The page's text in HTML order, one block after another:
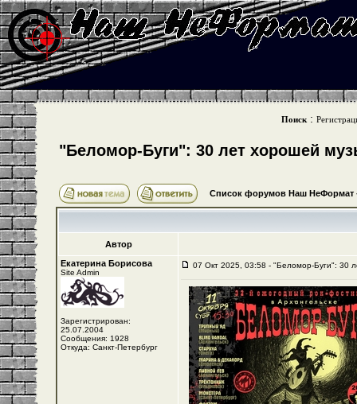
Поиск :
"Беломор-Буги": 30 лет хорошей
Список форумов Наш НеФормат
Автор
Екатерина Борисова
Site Admin
Зарегистрирован:
25.07.2004
Сообщения: 1928
Откуда: Санкт-Петербург
07 Окт 2025, 03:58 - "Беломор-Буги": 30